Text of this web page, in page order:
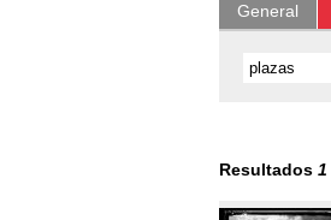
General
Resultados 1